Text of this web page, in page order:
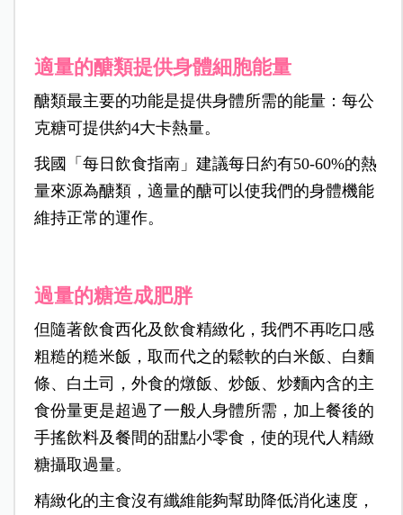
適量的醣類提供身體細胞能量
醣類最主要的功能是提供身體所需的能量：每公
克糖可提供約4大卡熱量。
我國「每日飲食指南」建議每日約有50-60%的熱
量來源為醣類，適量的醣可以使我們的身體機能
維持正常的運作。
過量的糖造成肥胖
但隨著飲食西化及飲食精緻化，我們不再吃口感
粗糙的糙米飯，取而代之的鬆軟的白米飯、白麵
條、白土司，外食的燉飯、炒飯、炒麵內含的主
食份量更是超過了一般人身體所需，加上餐後的
手搖飲料及餐間的甜點小零食，使的現代人精緻
糖攝取過量。
精緻化的主食沒有纖維能夠幫助降低消化速度，